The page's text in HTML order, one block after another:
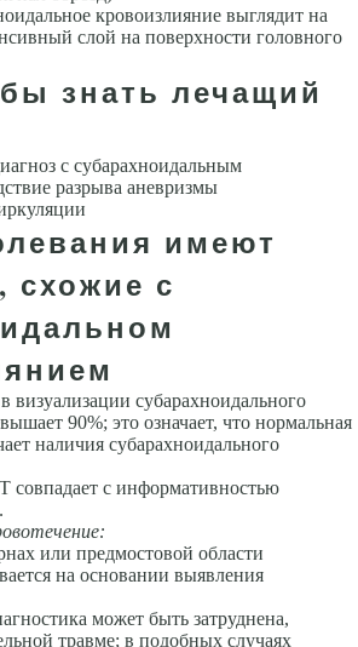
кровоизлияние выглядит на
слой на по­верхности головного
знать лечащий
с субарахноидальным
разрыва аневризмы
имеют
с
визуализации субарахноидального
90%; это означает, что нормальная
на­личия субарахноидального
совпа­дает с информативностью
или предмостовой области
на основании выявления
может быть затруд­нена,
травме; в подоб­ных случаях